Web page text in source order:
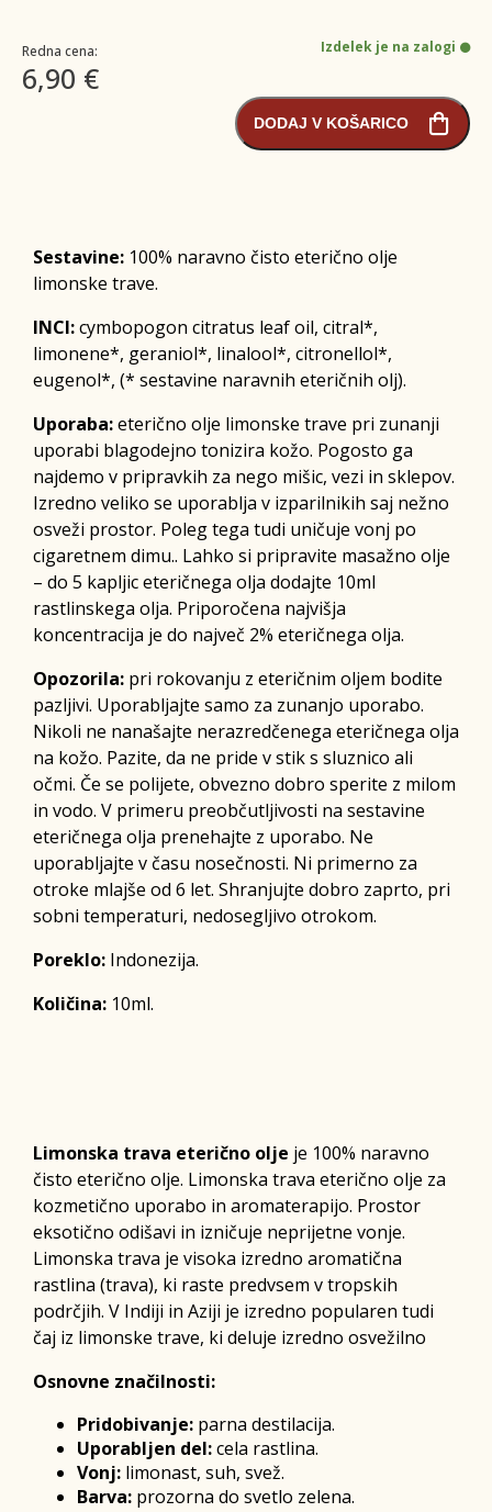
Redna cena:
6,90 €
Izdelek je na zalogi
DODAJ V KOŠARICO
Sestavine: 100% naravno čisto eterično olje
limonske trave.
INCI:cymbopogon citratus leaf oil, citral*,
limonene*, geraniol*, linalool*, citronellol*,
eugenol*, (* sestavine naravnih eteričnih olj).
Uporaba:eterično olje limonske trave pri zunanji
uporabi blagodejno tonizira kožo. Pogosto ga
najdemo v pripravkih za nego mišic, vezi in sklepov.
Izredno veliko se uporablja v izparilnikih saj nežno
osveži prostor. Poleg tega tudi uničuje vonj po
cigaretnem dimu.. Lahko si pripravite masažno olje
– do 5 kapljic eteričnega olja dodajte 10ml
rastlinskega olja. Priporočena najvišja
koncentracija je do največ 2% eteričnega olja.
Opozorila: pri rokovanju z eteričnim oljem bodite
pazljivi. Uporabljajte samo za zunanjo uporabo.
Nikoli ne nanašajte nerazredčenega eteričnega olja
na kožo. Pazite, da ne pride v stik s sluznico ali
očmi. Če se polijete, obvezno dobro sperite z milom
in vodo. V primeru preobčutljivosti na sestavine
eteričnega olja prenehajte z uporabo. Ne
uporabljajte v času nosečnosti. Ni primerno za
otroke mlajše od 6 let. Shranjujte dobro zaprto, pri
sobni temperaturi, nedosegljivo otrokom.
Poreklo: Indonezija.
Količina: 10ml.
Limonska trava eterično olje je 100% naravno
čisto eterično olje. Limonska trava eterično olje za
kozmetično uporabo in aromaterapijo. Prostor
eksotično odišavi in izničuje neprijetne vonje.
Limonska trava je visoka izredno aromatična
rastlina (trava), ki raste predvsem v tropskih
podrčjih. V Indiji in Aziji je izredno popularen tudi
čaj iz limonske trave, ki deluje izredno osvežilno
Osnovne značilnosti:
Pridobivanje: parna destilacija.
Uporabljen del:cela rastlina.
Vonj: limonast, suh, svež.
Barva: prozorna do svetlo zelena.